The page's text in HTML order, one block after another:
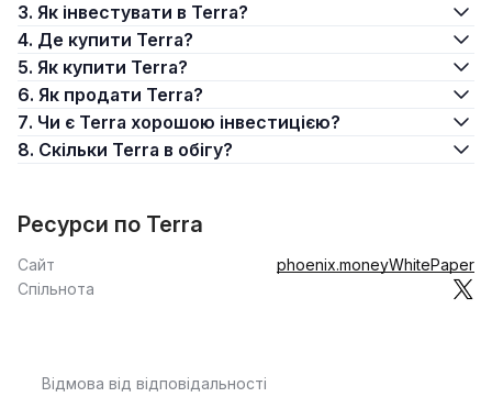
3. Як інвестувати в Terra?
4. Де купити Terra?
5. Як купити Terra?
6. Як продати Terra?
7. Чи є Terra хорошою інвестицією?
8. Скільки Terra в обігу?
Ресурси по Terra
Сайт phoenix.moneyWhitePaper
Спільнота
Відмова від відповідальності